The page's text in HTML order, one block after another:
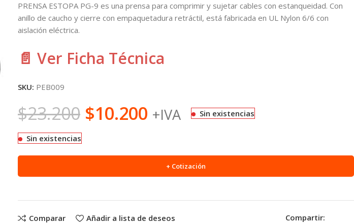
PRENSA ESTOPA PG-9 es una prensa para comprimir y sujetar cables con estanqueidad. Con
anillo de caucho y cierre con empaquetadura retráctil, está fabricada en UL Nylon 6/6 con
aislación eléctrica.
📄 Ver Ficha Técnica
SKU: PEB009
$23.200 $10.200 +IVA Sin existencias
Sin existencias
+ Cotización
Comparar Añadir a lista de deseos Compartir: